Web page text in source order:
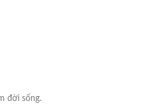
đời sống.